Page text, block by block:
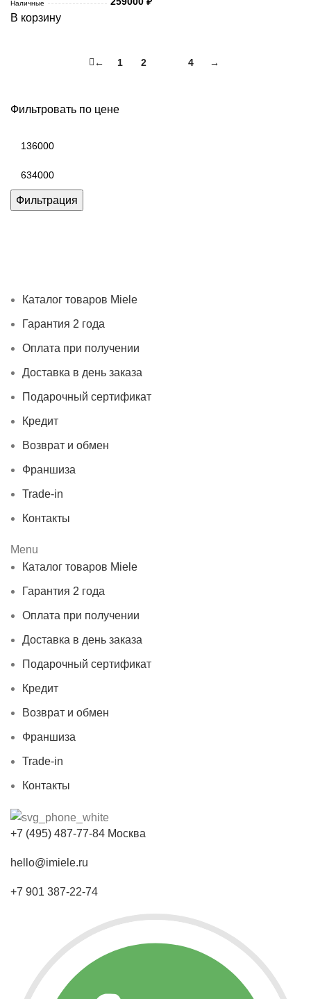
Фильтровать по цене
Фильтрация
Наличные
В корзину
← 1 2 4 →
Каталог товаров Miele
Гарантия 2 года
Оплата при получении
Доставка в день заказа
Подарочный сертификат
Кредит
Возврат и обмен
Франшиза
Trade-in
Контакты
Menu
Каталог товаров Miele
Гарантия 2 года
Оплата при получении
Доставка в день заказа
Подарочный сертификат
Кредит
Возврат и обмен
Франшиза
Trade-in
Контакты
+7 (495) 487-77-84 Москва
hello@imiele.ru
+7 901 387-22-74